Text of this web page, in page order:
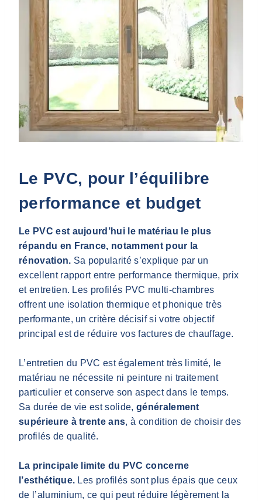
Le PVC, pour l’équilibre
performance et budget
Le PVC est aujourd’hui le matériau le plus
répandu en France, notamment pour la
rénovation. Sa popularité s’explique par un
excellent rapport entre performance thermique, prix
et entretien. Les profilés PVC multi-chambres
offrent une isolation thermique et phonique très
performante, un critère décisif si votre objectif
principal est de réduire vos factures de chauffage.
L’entretien du PVC est également très limité, le
matériau ne nécessite ni peinture ni traitement
particulier et conserve son aspect dans le temps.
Sa durée de vie est solide, généralement
supérieure à trente ans, à condition de choisir des
profilés de qualité.
La principale limite du PVC concerne
l’esthétique. Les profilés sont plus épais que ceux
de l’aluminium, ce qui peut réduire légèrement la